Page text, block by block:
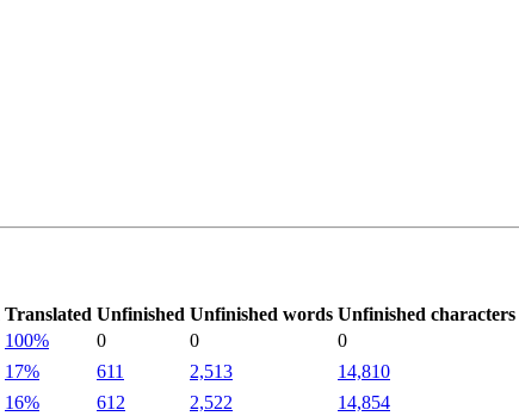
Translated Unfinished Unfinished words Unfinished characters
100% 0 0 0
17% 611 2,513 14,810
16% 612 2,522 14,854